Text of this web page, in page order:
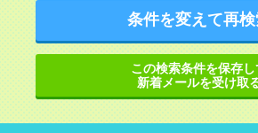
条件を変えて再
この検索条件を保存し
新着メールを受け取